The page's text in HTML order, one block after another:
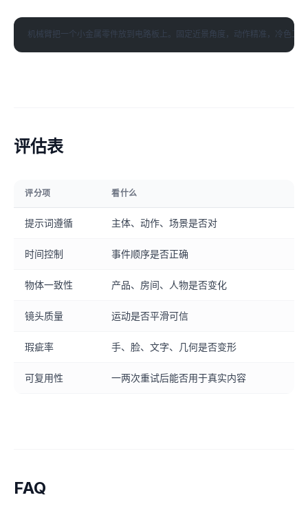
评估表
评分项 看什么
提示词遵循 主体、动作、场景是否对
时间控制 事件顺序是否正确
物体一致性 产品、房间、人物是否变化
镜头质量 运动是否平滑可信
瑕疵率 手、脸、文字、几何是否变形
可复用性 一两次重试后能否用于真实内容
FAQ